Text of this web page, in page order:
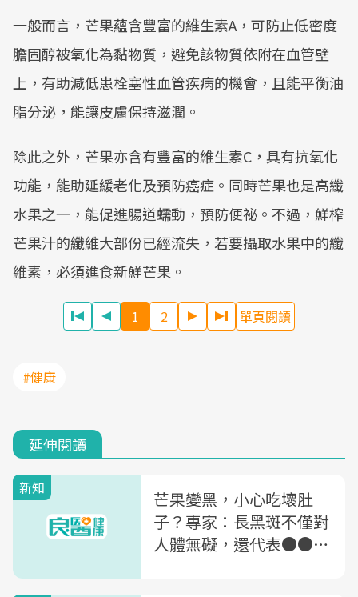
一般而言，芒果蘊含豐富的維生素A，可防止低密度
膽固醇被氧化為黏物質，避免該物質依附在血管壁
上，有助減低患栓塞性血管疾病的機會，且能平衡油
脂分泌，能讓皮膚保持滋潤。
除此之外，芒果亦含有豐富的維生素C，具有抗氧化
功能，能助延緩老化及預防癌症。同時芒果也是高纖
水果之一，能促進腸道蠕動，預防便祕。不過，鮮榨
芒果汁的纖維大部份已經流失，若要攝取水果中的纖
維素，必須進食新鮮芒果。
1 2 單頁閱讀
#健康
延伸閱讀
新知
芒果變黑，小心吃壞肚
子？專家：長黑斑不僅對
人體無礙，還代表●●可